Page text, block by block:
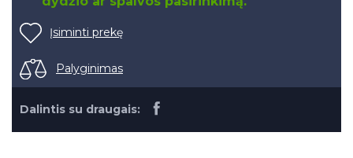
Įsiminti prekę
Palyginimas
Dalintis su draugais: